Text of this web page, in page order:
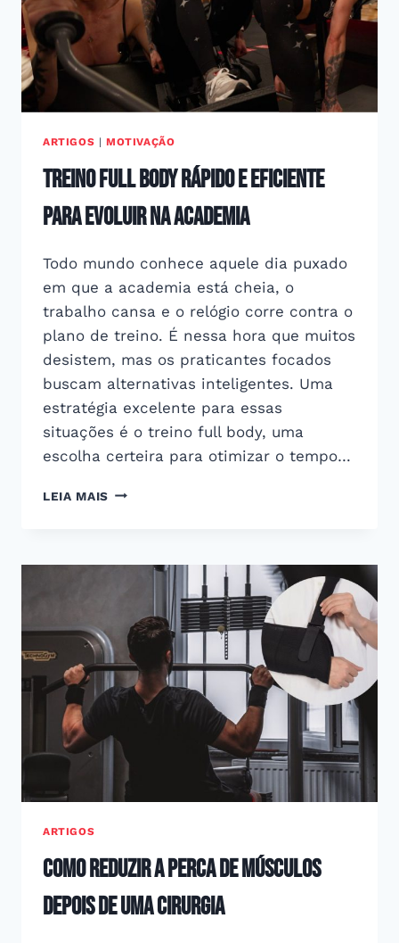
ARTIGOS | MOTIVAÇÃO
Treino full body rápido e eficiente
para evoluir na academia
Todo mundo conhece aquele dia puxado
em que a academia está cheia, o
trabalho cansa e o relógio corre contra o
plano de treino. É nessa hora que muitos
desistem, mas os praticantes focados
buscam alternativas inteligentes. Uma
estratégia excelente para essas
situações é o treino full body, uma
escolha certeira para otimizar o tempo…
LEIA MAIS TREINO
E
EFICIENTE
EVOLUIR
NA
ACADEMIA
ARTIGOS
como reduzir a perca de músculos
depois de uma cirurgia